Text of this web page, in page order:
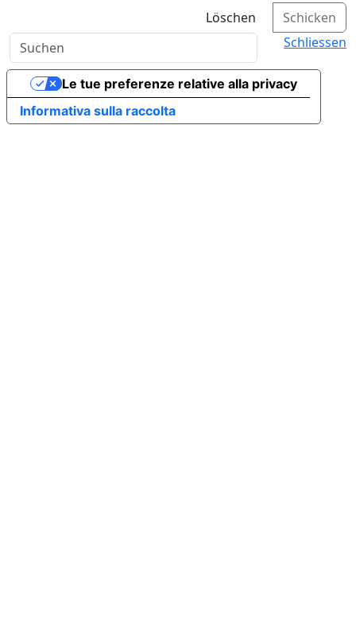
Löschen
Schicken
Schliessen
Informativa sulla raccolta
Le tue preferenze relative alla privacy